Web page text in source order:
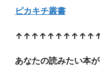
ピカキチ叢書
あなたの読みたい本